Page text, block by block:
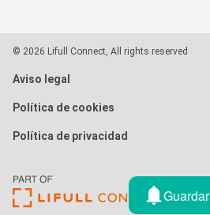
Guardar
© 2026 Lifull Connect, All rights reserved
Aviso legal
Política de cookies
Política de privacidad